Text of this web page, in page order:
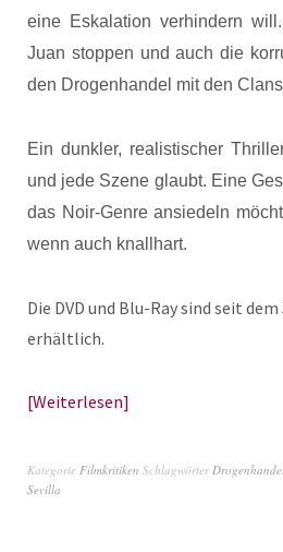
eine Eskalation verhindern
Juan stoppen und auch die
den Drogenhandel mit den
Ein dunkler, realistischer
und jede Szene glaubt. Eine
das Noir-Genre ansiedeln
wenn auch knallhart.
Die DVD und Blu-Ray sind seit
erhältlich.
Weiterlesen
Kategorie Filmkritiken Schlagwörter
Sevilla